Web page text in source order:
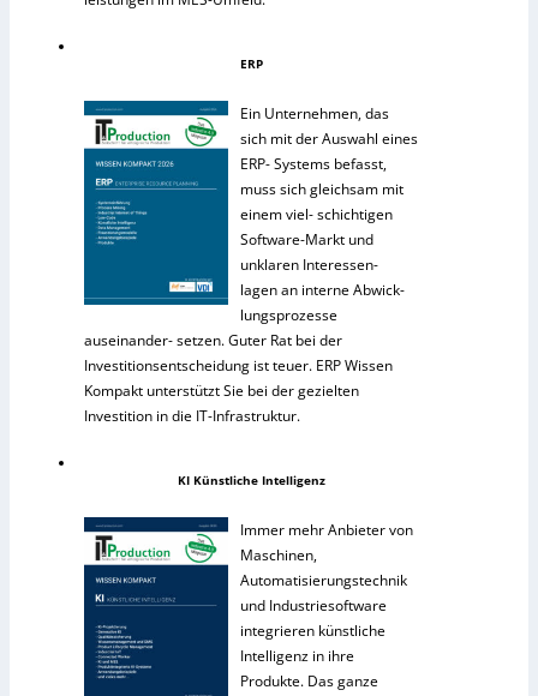
ERP
Ein Unternehmen, das
sich mit der Auswahl eines
ERP- Systems befasst,
muss sich gleichsam mit
einem viel- schichtigen
Software-Markt und
unklaren Interessen-
lagen an interne Abwick-
lungsprozesse
auseinander- setzen. Guter Rat bei der
Investitionsentscheidung ist teuer. ERP Wissen
Kompakt unterstützt Sie bei der gezielten
Investition in die IT-Infrastruktur.
KI Künstliche Intelligenz
Immer mehr Anbieter von
Maschinen,
Automatisierungstechnik
und Industriesoftware
integrieren künstliche
Intelligenz in ihre
Produkte. Das ganze